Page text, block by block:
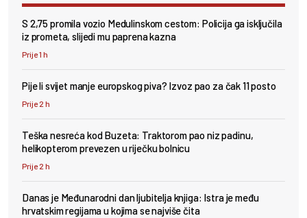
S 2,75 promila vozio Medulinskom cestom: Policija ga isključila
iz prometa, slijedi mu paprena kazna
Prije 1 h
Pije li svijet manje europskog piva? Izvoz pao za čak 11 posto
Prije 2 h
Teška nesreća kod Buzeta: Traktorom pao niz padinu,
helikopterom prevezen u riječku bolnicu
Prije 2 h
Danas je Međunarodni dan ljubitelja knjiga: Istra je među
hrvatskim regijama u kojima se najviše čita